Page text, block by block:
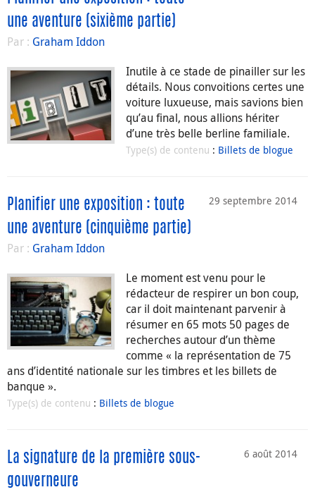
une aventure (sixième partie)
Par : Graham Iddon
Inutile à ce stade de pinailler sur les
détails. Nous convoitions certes une
voiture luxueuse, mais savions bien
qu’au final, nous allions hériter
d’une très belle berline familiale.
Type(s) de contenu : Billets de blogue
29 septembre 2014
Planifier une exposition : toute
une aventure (cinquième partie)
Par : Graham Iddon
Le moment est venu pour le
rédacteur de respirer un bon coup,
car il doit maintenant parvenir à
résumer en 65 mots 50 pages de
recherches autour d’un thème
comme « la représentation de 75
ans d’identité nationale sur les timbres et les billets de
banque ».
Type(s) de contenu : Billets de blogue
6 août 2014
La signature de la première sous-
gouverneure